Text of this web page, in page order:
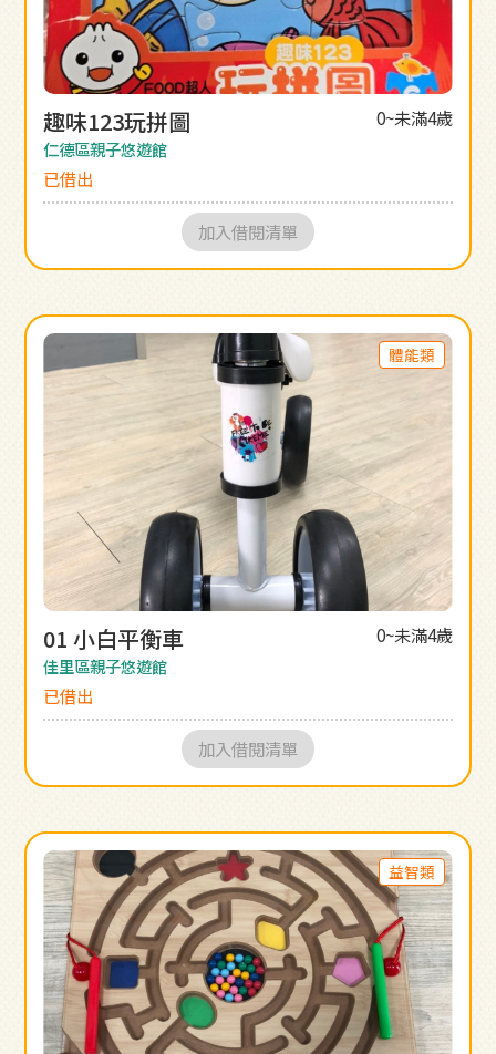
趣味123玩拼圖 0~未滿4歲
仁德區親子悠遊館
已借出
加入借閱清單
體能類
01 小白平衡車 0~未滿4歲
佳里區親子悠遊館
已借出
加入借閱清單
益智類